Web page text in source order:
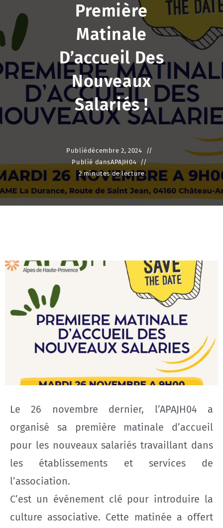
Première
Matinale
D’accueil Des
Nouveaux
Salariés !
Publiédécembre 2, 2024
Publié dansAPAJH04
2 minutes de lecture
Le 26 novembre dernier, l’APAJH04 a
organisé sa première matinale d’accueil
pour les nouveaux salariés travaillant dans
les établissements et services de
l’association.
C’est un événement clé pour introduire la
culture associative. Cette matinée a offert